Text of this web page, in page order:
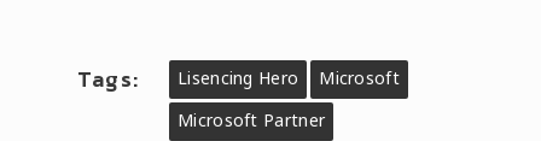
Tags: Lisencing Hero
Microsoft
Microsoft Partner